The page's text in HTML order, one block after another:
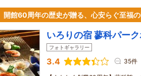
開館60周年の歴史が贈る、心安らぐ至福
いろりの宿 蓼科パー
フォトギャラリー
3.4 35件